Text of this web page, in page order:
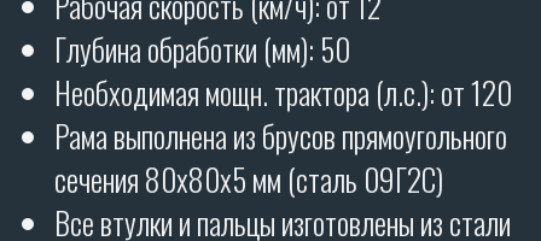
Оформите заявку на лизинг
на льготных условиях
АВАНС НА ТЕХНИКУ ОТ 5%
УДОРОЖАНИЕ НА ТЕХНИКУ ОТ 6%